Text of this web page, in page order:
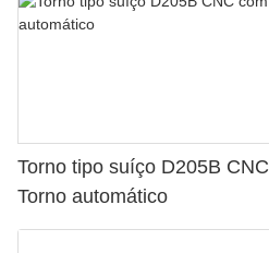
Torno tipo suíço D205B
Torno automático